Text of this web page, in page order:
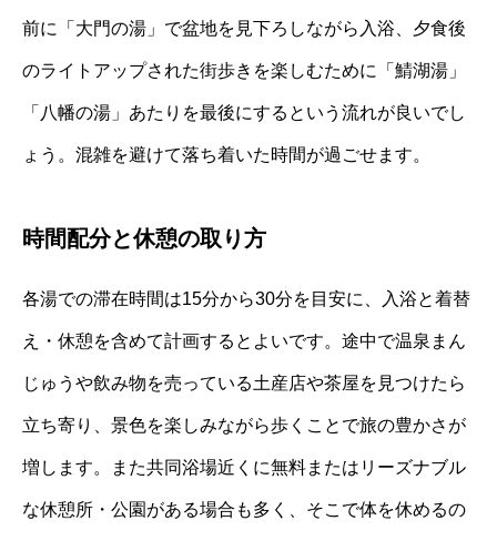
前に「大門の湯」で盆地を見下ろしながら入浴、夕食後
のライトアップされた街歩きを楽しむために「鯖湖湯」
「八幡の湯」あたりを最後にするという流れが良いでし
ょう。混雑を避けて落ち着いた時間が過ごせます。
時間配分と休憩の取り方
各湯での滞在時間は15分から30分を目安に、入浴と着替
え・休憩を含めて計画するとよいです。途中で温泉まん
じゅうや飲み物を売っている土産店や茶屋を見つけたら
立ち寄り、景色を楽しみながら歩くことで旅の豊かさが
増します。また共同浴場近くに無料またはリーズナブル
な休憩所・公園がある場合も多く、そこで体を休めるの